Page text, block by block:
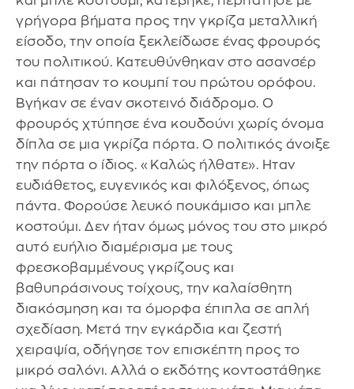
γρήγορα βήματα προς την γκρίζα μεταλλική
είσοδο, την οποία ξεκλείδωσε ένας φρουρός
του πολιτικού. Κατευθύνθηκαν στο ασανσέρ
και πάτησαν το κουμπί του πρώτου ορόφου.
Βγήκαν σε έναν σκοτεινό διάδρομο. Ο
φρουρός χτύπησε ένα κουδούνι χωρίς όνομα
δίπλα σε μια γκρίζα πόρτα. Ο πολιτικός άνοιξε
την πόρτα ο ίδιος. «Καλώς ήλθατε». Ηταν
ευδιάθετος, ευγενικός και φιλόξενος, όπως
πάντα. Φορούσε λευκό πουκάμισο και μπλε
κοστούμι. Δεν ήταν όμως μόνος του στο μικρό
αυτό ευήλιο διαμέρισμα με τους
φρεσκοβαμμένους γκρίζους και
βαθυπράσινους τοίχους, την καλαίσθητη
διακόσμηση και τα όμορφα έπιπλα σε απλή
σχεδίαση. Μετά την εγκάρδια και ζεστή
χειραψία, οδήγησε τον επισκέπτη προς το
μικρό σαλόνι. Αλλά ο εκδότης κοντοστάθηκε